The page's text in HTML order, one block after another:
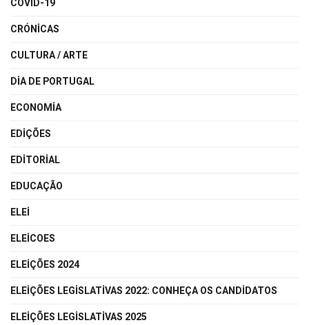
COVID-19
CRÓNICAS
CULTURA / ARTE
DIA DE PORTUGAL
ECONOMIA
EDIÇÕES
EDITORIAL
EDUCAÇÃO
ELEI
ELEICOES
ELEIÇÕES 2024
ELEIÇÕES LEGISLATIVAS 2022: CONHEÇA OS CANDIDATOS
ELEIÇÕES LEGISLATIVAS 2025